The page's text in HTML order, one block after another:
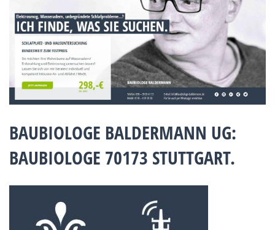
BAUBIOLOGE BALDERMANN UG:
BAUBIOLOGE 70173 STUTTGART.